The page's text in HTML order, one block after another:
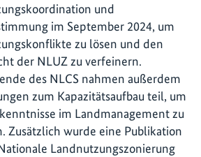
und
im September 2024, um
zu lösen und den
der NLUZ zu verfeinern.
des NLCS nahmen außerdem
zum Kapazitätsaufbau teil, um
im Landmanagement zu
Zusätzlich wurde eine Publikation
Landnutzungszonierung